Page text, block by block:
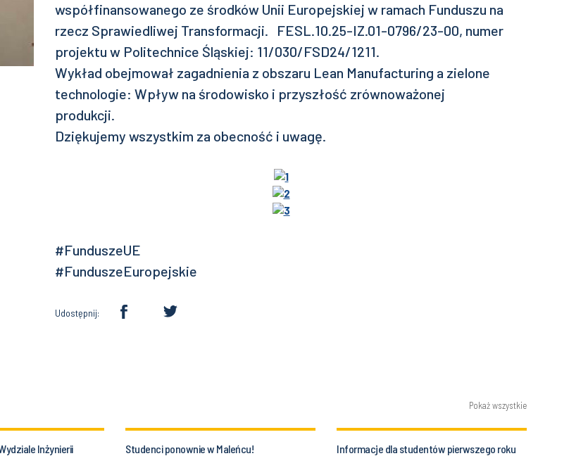
współfinansowanego ze środków Unii Europejskiej w ramach Funduszu na
rzecz Sprawiedliwej Transformacji. FESL.10.25-IZ.01-0796/23-00, numer
projektu w Politechnice Śląskiej: 11/030/FSD24/1211.
Wykład obejmował zagadnienia z obszaru Lean Manufacturing a zielone
technologie: Wpływ na środowisko i przyszłość zrównoważonej
produkcji.
Dziękujemy wszystkim za obecność i uwagę.
#FunduszeUE
#FunduszeEuropejskie
Udostępnij:
Pokaż wszystkie
Inżynierii
Studenci ponownie w Maleńcu! Informacje dla studentów pierwszego roku